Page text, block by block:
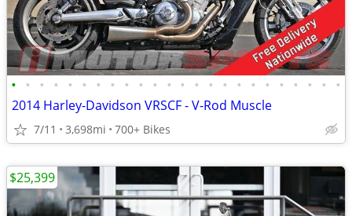
• • • • • • • • • • • • • • • • • • • • • • • •
2014 Harley-Davidson VRSCF - V-Rod Muscle
7/11 3,698mi 700+ Bikes
$25,399